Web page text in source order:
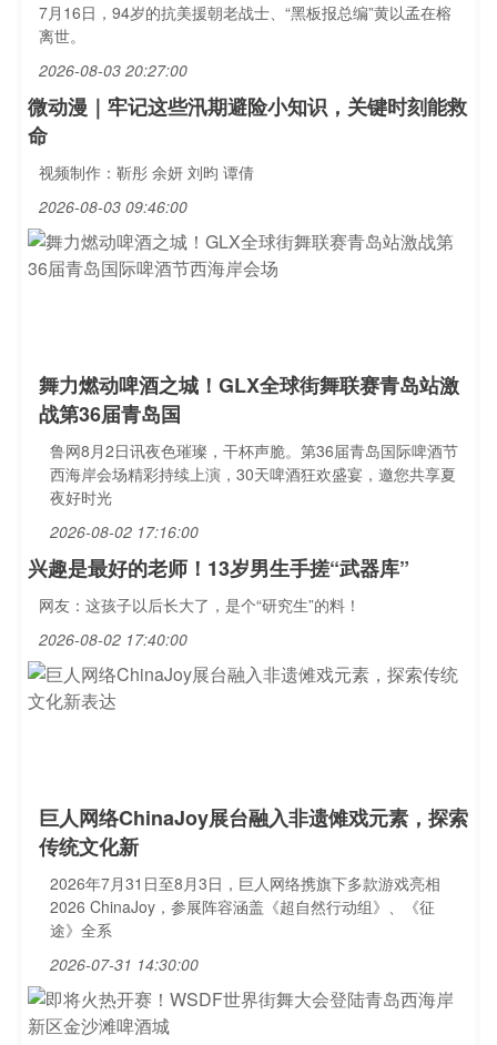
7月16日，94岁的抗美援朝老战士、“黑板报总编”黄以孟在榕
离世。
2026-08-03 20:27:00
微动漫｜牢记这些汛期避险小知识，关键时刻能救
命
视频制作：靳彤 余妍 刘昀 谭倩
2026-08-03 09:46:00
舞力燃动啤酒之城！GLX全球街舞联赛青岛站激
战第36届青岛国
鲁网8月2日讯夜色璀璨，干杯声脆。第36届青岛国际啤酒节
西海岸会场精彩持续上演，30天啤酒狂欢盛宴，邀您共享夏
夜好时光
2026-08-02 17:16:00
兴趣是最好的老师！13岁男生手搓“武器库”
网友：这孩子以后长大了，是个“研究生”的料！
2026-08-02 17:40:00
巨人网络ChinaJoy展台融入非遗傩戏元素，探索
传统文化新
2026年7月31日至8月3日，巨人网络携旗下多款游戏亮相
2026 ChinaJoy，参展阵容涵盖《超自然行动组》、《征
途》全系
2026-07-31 14:30:00